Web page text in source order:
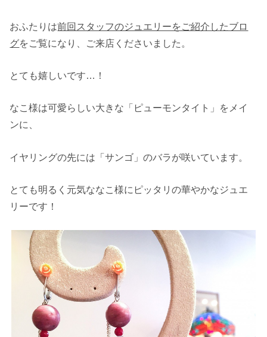
おふたりは前回スタッフのジュエリーをご紹介したブロ
グをご覧になり、ご来店くださいました。
とても嬉しいです…！
なこ様は可愛らしい大きな「ピューモンタイト」をメイ
ンに、
イヤリングの先には「サンゴ」のバラが咲いています。
とても明るく元気ななこ様にピッタリの華やかなジュエ
リーです！